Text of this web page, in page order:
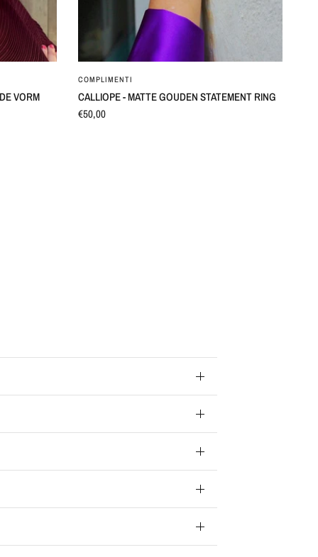
VORM
COMPLIMENTI
CALLIOPE - MATTE GOUDEN STATEMENT RING
€50,00